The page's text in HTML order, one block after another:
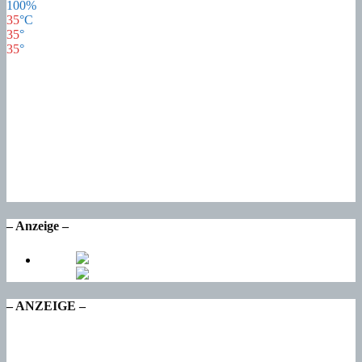
100%
35°C
35°
35°
– Anzeige –
– ANZEIGE –